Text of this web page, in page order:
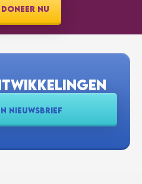
DONEER NU
NIEUWSBRIEF